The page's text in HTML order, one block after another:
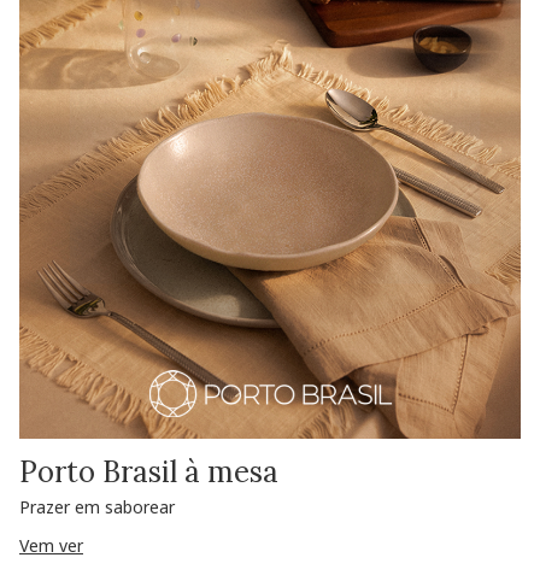
Porto Brasil à mesa
Prazer em saborear
Vem ver